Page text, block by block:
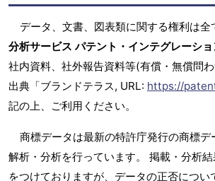
データ、文書、図表類に関する権利は全
分析サービス パテント・インテグレーシ
社内資料、社外報告資料等(有償・無償問
出典「ブランドテラス, URL: https://
記の上、ご利用ください。
商標データは最新の特許庁発行の商標デ
解析・分析を行っています。 掲載・分析
をつけておりますが、データの正否につい